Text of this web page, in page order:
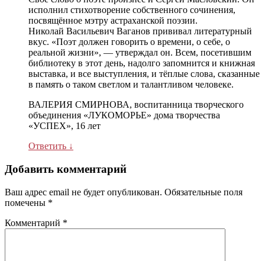
исполнил стихотворение собственного сочинения,
посвящённое мэтру астраханской поэзии.
Николай Васильевич Ваганов прививал литературный
вкус. «Поэт должен говорить о времени, о себе, о
реальной жизни», — утверждал он. Всем, посетившим
библиотеку в этот день, надолго запомнится и книжная
выставка, и все выступления, и тёплые слова, сказанные
в память о таком светлом и талантливом человеке.
ВАЛЕРИЯ СМИРНОВА, воспитанница творческого
объединения «ЛУКОМОРЬЕ» дома творчества
«УСПЕХ», 16 лет
Ответить ↓
Добавить комментарий
Ваш адрес email не будет опубликован. Обязательные поля
помечены *
Комментарий *